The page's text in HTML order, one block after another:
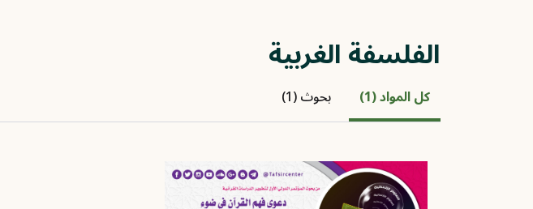
الفلسفة الغربية
كل المواد (1) بحوث (1)